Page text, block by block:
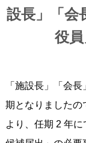
設長」「会
役
「施設長」「会
期となりましたの
より、任期 2 年